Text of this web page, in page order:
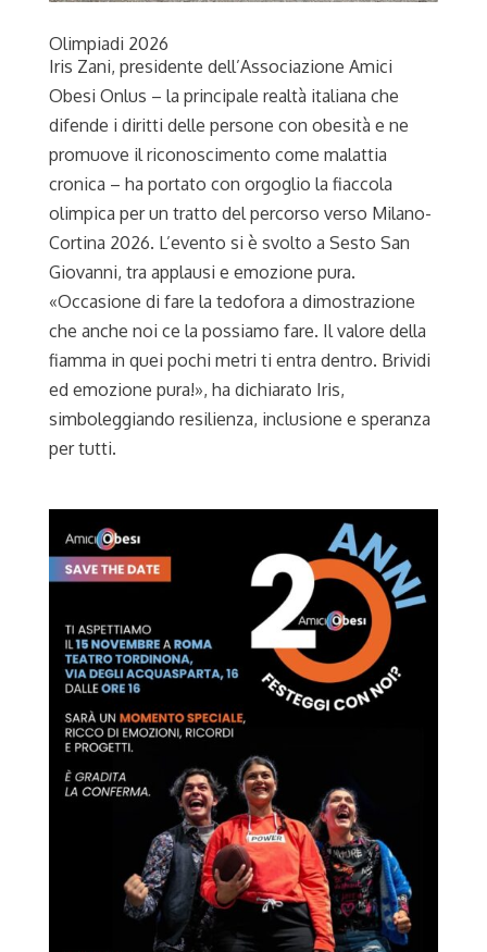
Olimpiadi 2026
Iris Zani, presidente dell’Associazione Amici
Obesi Onlus – la principale realtà italiana che
difende i diritti delle persone con obesità e ne
promuove il riconoscimento come malattia
cronica – ha portato con orgoglio la fiaccola
olimpica per un tratto del percorso verso Milano-
Cortina 2026. L’evento si è svolto a Sesto San
Giovanni, tra applausi e emozione pura.
«Occasione di fare la tedofora a dimostrazione
che anche noi ce la possiamo fare. Il valore della
fiamma in quei pochi metri ti entra dentro. Brividi
ed emozione pura!», ha dichiarato Iris,
simboleggiando resilienza, inclusione e speranza
per tutti.